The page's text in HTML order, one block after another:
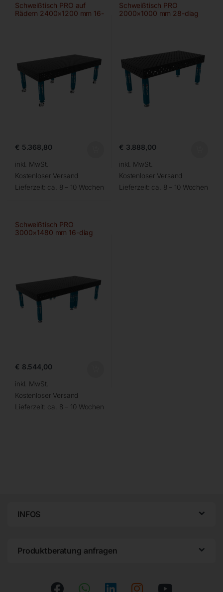
Schweißtisch PRO auf
Rädern 2400×1200 mm 16-
€ 5.368,80
inkl. MwSt.
Kostenloser Versand
Lieferzeit: ca. 8 – 10 Wochen
Schweißtisch PRO
2000×1000 mm 28-diag
€ 3.888,00
inkl. MwSt.
Kostenloser Versand
Lieferzeit: ca. 8 – 10 Wochen
Schweißtisch PRO
3000×1480 mm 16-diag
€ 8.544,00
inkl. MwSt.
Kostenloser Versand
Lieferzeit: ca. 8 – 10 Wochen
INFOS
Produktberatung anfragen